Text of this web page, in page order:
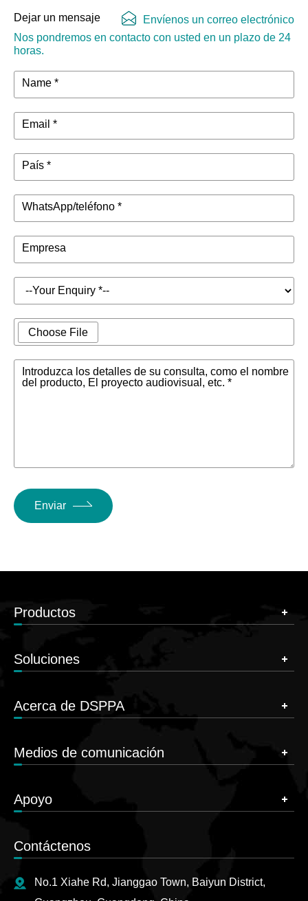
Dejar un mensaje
Nos pondremos en contacto con usted en un plazo de 24
horas.
Envíenos un correo electrónico
Name *
Email *
País *
WhatsApp/teléfono *
Empresa
Choose File
Introduzca los detalles de su consulta, como el nombre
del producto, El proyecto audiovisual, etc. *
Enviar
Productos
Soluciones
Acerca de DSPPA
Medios de comunicación
Apoyo
Contáctenos
No.1 Xiahe Rd, Jianggao Town, Baiyun District,